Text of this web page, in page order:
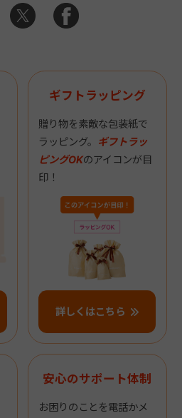
ギフトラッピング
贈り物を素敵な包装紙で
ラッピング。 ギフトラッ
ピングOKのアイコンが目
印！
詳しくはこちら
安心のサポート体制
お困りのことを電話かメ